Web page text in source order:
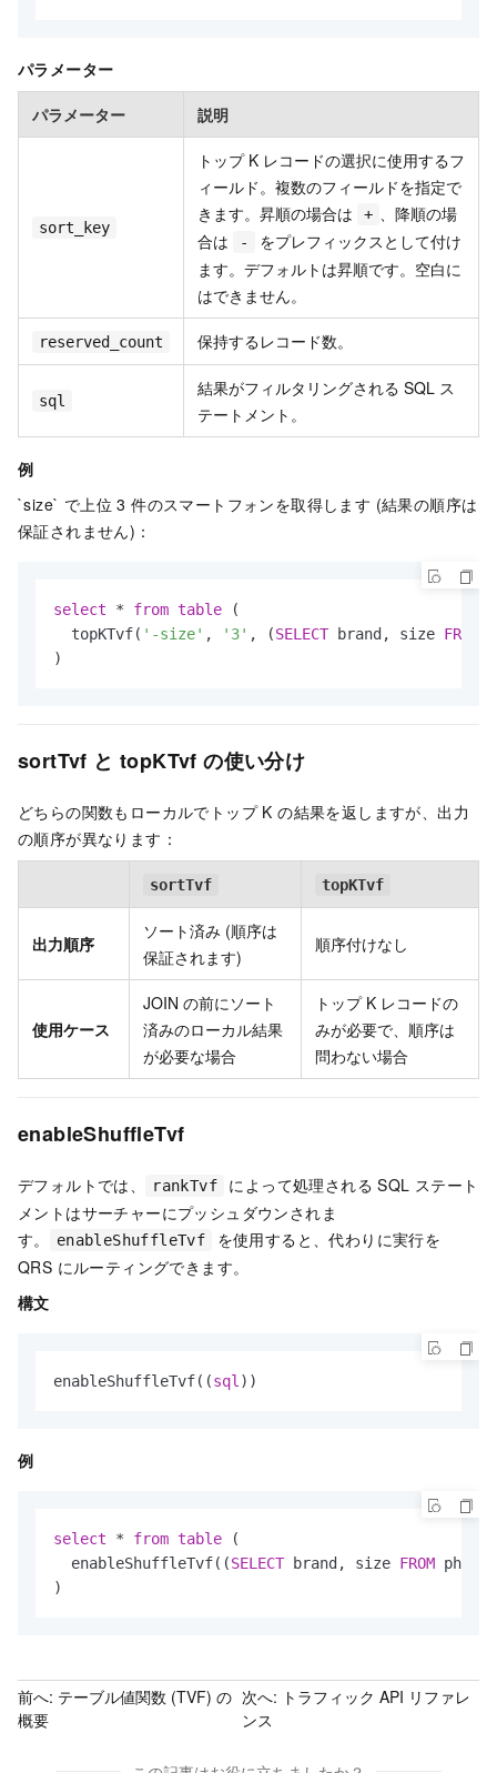
パラメーター
パラメーター 説明
sort_key
トップ K レコードの選択に使用するフ
ィールド。複数のフィールドを指定で
きます。昇順の場合は
+
、降順の場
合は
-
をプレフィックスとして付け
ます。デフォルトは昇順です。空白に
はできません。
reserved_count 保持するレコード数。
sql
結果がフィルタリングされる SQL ス
テートメント。
例
`size` で上位 3 件のスマートフォンを取得します (結果の順序は
保証されません)：
select * from table (
  topKTvf(
'-size' , '3' , (SELECT brand, size FROM
)
sortTvf と topKTvf の使い分け
どちらの関数もローカルでトップ K の結果を返しますが、出力
の順序が異なります：
sortTvf topKTvf
出力順序
ソート済み (順序は
保証されます)
順序付けなし
使用ケース
JOIN の前にソート
済みのローカル結果
が必要な場合
トップ K レコードの
みが必要で、順序は
問わない場合
enableShuffleTvf
デフォルトでは、 rankTvf
によって処理される SQL ステート
メントはサーチャーにプッシュダウンされま
す。
enableShuffleTvf
を使用すると、代わりに実行を
QRS にルーティングできます。
構文
enableShuffleTvf((sql ))
例
select * from table (
  enableShuffleTvf((
SELECT brand, size FROM
)
前へ: テーブル値関数 (TVF) の
概要
次へ: トラフィック API リファレ
ンス